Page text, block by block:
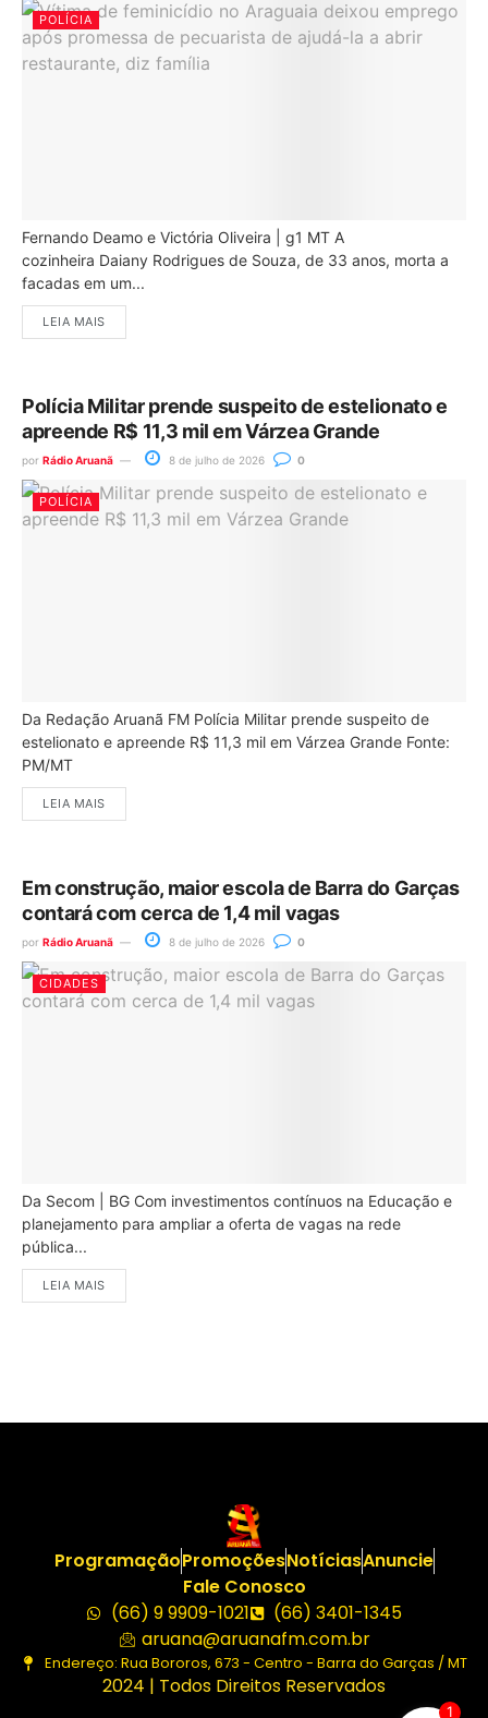
POLÍCIA
Fernando Deamo e Victória Oliveira | g1 MT A
cozinheira Daiany Rodrigues de Souza, de 33 anos, morta a
facadas em um...
LEIA MAIS
Polícia Militar prende suspeito de estelionato e
apreende R$ 11,3 mil em Várzea Grande
por Rádio Aruanã 8 de julho de 2026 0
POLÍCIA
Da Redação Aruanã FM Polícia Militar prende suspeito de
estelionato e apreende R$ 11,3 mil em Várzea Grande Fonte:
PM/MT
LEIA MAIS
Em construção, maior escola de Barra do Garças
contará com cerca de 1,4 mil vagas
por Rádio Aruanã 8 de julho de 2026 0
CIDADES
Da Secom | BG Com investimentos contínuos na Educação e
planejamento para ampliar a oferta de vagas na rede
pública...
LEIA MAIS
ProgramaçãoPromoçõesNotíciasAnuncie
Fale Conosco
(66) 9 9909-1021
(66) 3401-1345
aruana@aruanafm.com.br
Endereço: Rua Bororos, 673 - Centro - Barra do Garças / MT
2024 | Todos Direitos Reservados
1